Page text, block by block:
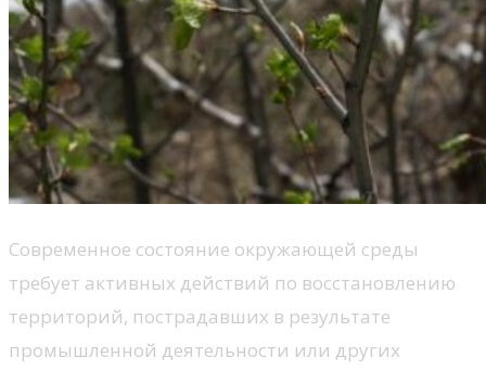
Современное состояние окружающей среды
требует активных действий по восстановлению
территорий, пострадавших в результате
промышленной деятельности или других